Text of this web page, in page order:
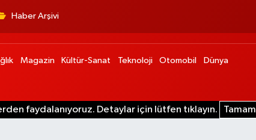
Haber Arşivi
Magazin Kültür-Sanat Teknoloji Otomobil
Dünya
faydalanıyoruz. Detaylar için lütfen tıklayın. Tamam